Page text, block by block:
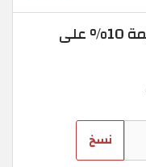
كود خصم ماكس الكويت بقيمة 10% على
نسخ